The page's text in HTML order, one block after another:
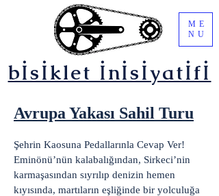
bİsİklet İnİsİyatİfİ
ME
NU
Avrupa Yakası Sahil Turu
Şehrin Kaosuna Pedallarınla Cevap Ver!
Eminönü’nün kalabalığından, Sirkeci’nin
karmaşasından sıyrılıp denizin hemen
kıyısında, martıların eşliğinde bir yolculuğa